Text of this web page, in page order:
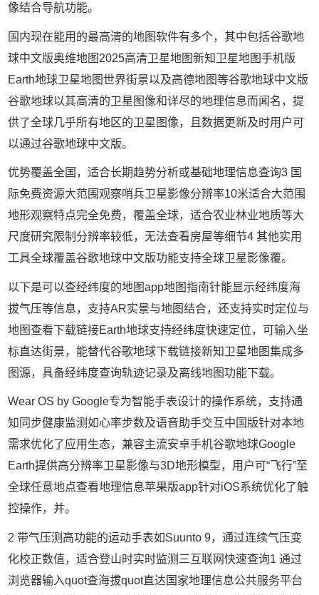
像结合导航功能。
国内现在能用的最高清的地图软件有多个，其中包括谷歌地
球中文版奥维地图2025高清卫星地图新知卫星地图手机版
Earth地球卫星地图世界街景以及高德地图等谷歌地球中文版
谷歌地球以其高清的卫星图像和详尽的地理信息而闻名，提
供了全球几乎所有地区的卫星图像，且数据更新及时用户可
以通过谷歌地球中文版。
优势覆盖全国，适合长期趋势分析或基础地理信息查询3 国
际免费资源大范围观察哨兵卫星影像分辨率10米适合大范围
地形观察特点完全免费，覆盖全球，适合农业林业地质等大
尺度研究限制分辨率较低，无法查看房屋等细节4 其他实用
工具全球覆盖谷歌地球中文版功能支持全球卫星影像覆。
以下是可以查经纬度的地图app地图指南针能显示经纬度海
拔气压等信息，支持AR实景与地图结合，还支持实时定位与
地图查看下载链接Earth地球支持经纬度快速定位，可输入坐
标直达街景，能替代谷歌地球下载链接新知卫星地图集成多
图源，具备经纬度查询轨迹记录及离线地图功能下载。
Wear OS by Google专为智能手表设计的操作系统，支持通
知同步健康监测如心率步数及语音助手交互中国版针对本地
需求优化了应用生态，兼容主流安卓手机谷歌地球Google
Earth提供高分辨率卫星影像与3D地形模型，用户可“飞行”至
全球任意地点查看地理信息苹果版app针对iOS系统优化了触
控操作，并。
2 带气压测高功能的运动手表如Suunto 9，通过连续气压变
化校正数值，适合登山时实时监测三互联网快速查询1 通过
浏览器输入quot查海拔quot直达国家地理信息公共服务平台